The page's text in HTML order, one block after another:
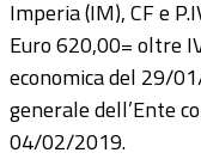
Imperia (IM), CF e
Euro 620,00= oltre
economica del 29/
generale dell’Ente
04/02/2019.